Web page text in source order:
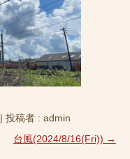
| 投稿者 : admin
台風(2024/8/16(Fri)) →